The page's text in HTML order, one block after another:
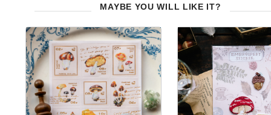
MAYBE YOU WILL LIKE IT?